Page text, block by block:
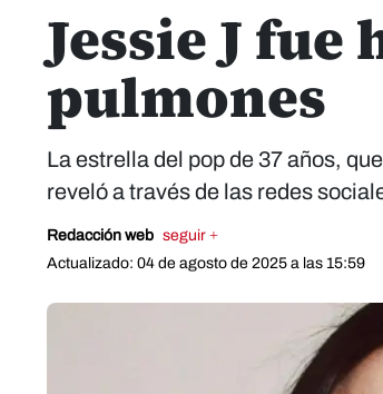
Jessie J
pulmones
La estrella del pop de 37 años,
reveló a través de las redes
Redacción web seguir +
Actualizado: 04 de agosto de 2025 a las 15:59